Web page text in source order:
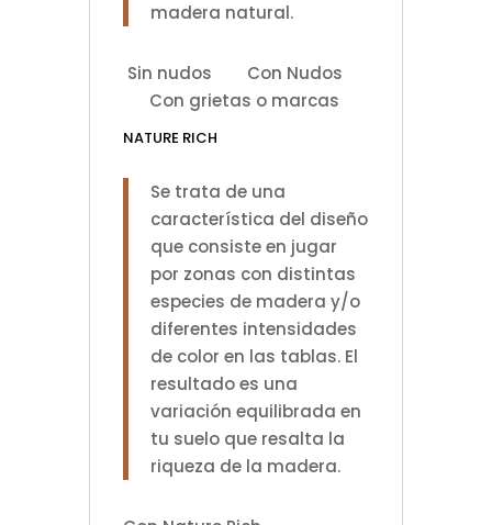
madera natural.
Sin nudos Con Nudos
Con grietas o marcas
NATURE RICH
Se trata de una
característica del diseño
que consiste en jugar
por zonas con distintas
especies de madera y/o
diferentes intensidades
de color en las tablas. El
resultado es una
variación equilibrada en
tu suelo que resalta la
riqueza de la madera.